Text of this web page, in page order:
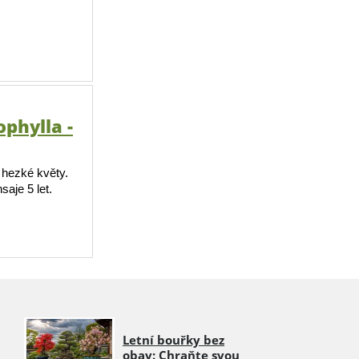
-
květy.
5 let.
Letní bouřky bez
obav: Chraňte svou